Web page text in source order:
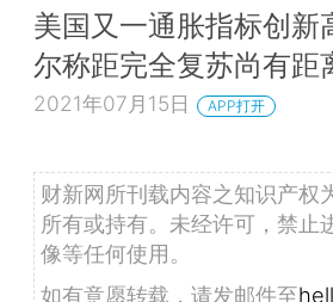
美国又一通胀指标创新
尔称距完全复苏尚有距
2021年07月15日 APP打开
财新网所刊载内容之知识产权
所有或持有。未经许可，禁止
像等任何使用。
如有意愿转载，请发邮件至